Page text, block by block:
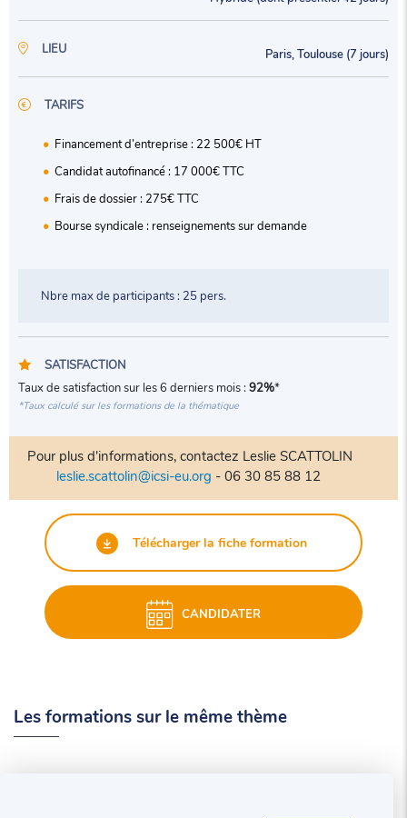
LIEU Paris, Toulouse (7 jours)
TARIFS
Financement d’entreprise : 22 500€ HT
Candidat autofinancé : 17 000€ TTC
Frais de dossier : 275€ TTC
Bourse syndicale : renseignements sur demande
Nbre max de participants : 25 pers.
SATISFACTION
Taux de satisfaction sur les 6 derniers mois : 92%*
*Taux calculé sur les formations de la thématique
Pour plus d'informations, contactez Leslie SCATTOLIN
leslie.scattolin@icsi-eu.org - 06 30 85 88 12
Télécharger la fiche formation
CANDIDATER
Les formations sur le même thème